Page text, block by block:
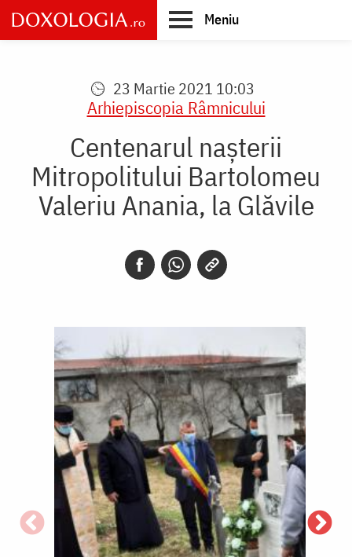
Skip
to
main
Meniu
23 Martie 2021 10:03
Arhiepiscopia Râmnicului
Centenarul nașterii
Mitropolitului Bartolomeu
Valeriu Anania, la Glăvile